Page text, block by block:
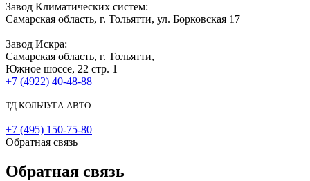
Завод Климатических систем:
Самарская область, г. Тольятти, ул. Борковская 17
Завод Искра:
Самарская область, г. Тольятти,
Южное шоссе, 22 стр. 1
+7 (4922) 40-48-88
ТД КОЛЬЧУГА-АВТО
+7 (495) 150-75-80
Обратная связь
Обратная связь